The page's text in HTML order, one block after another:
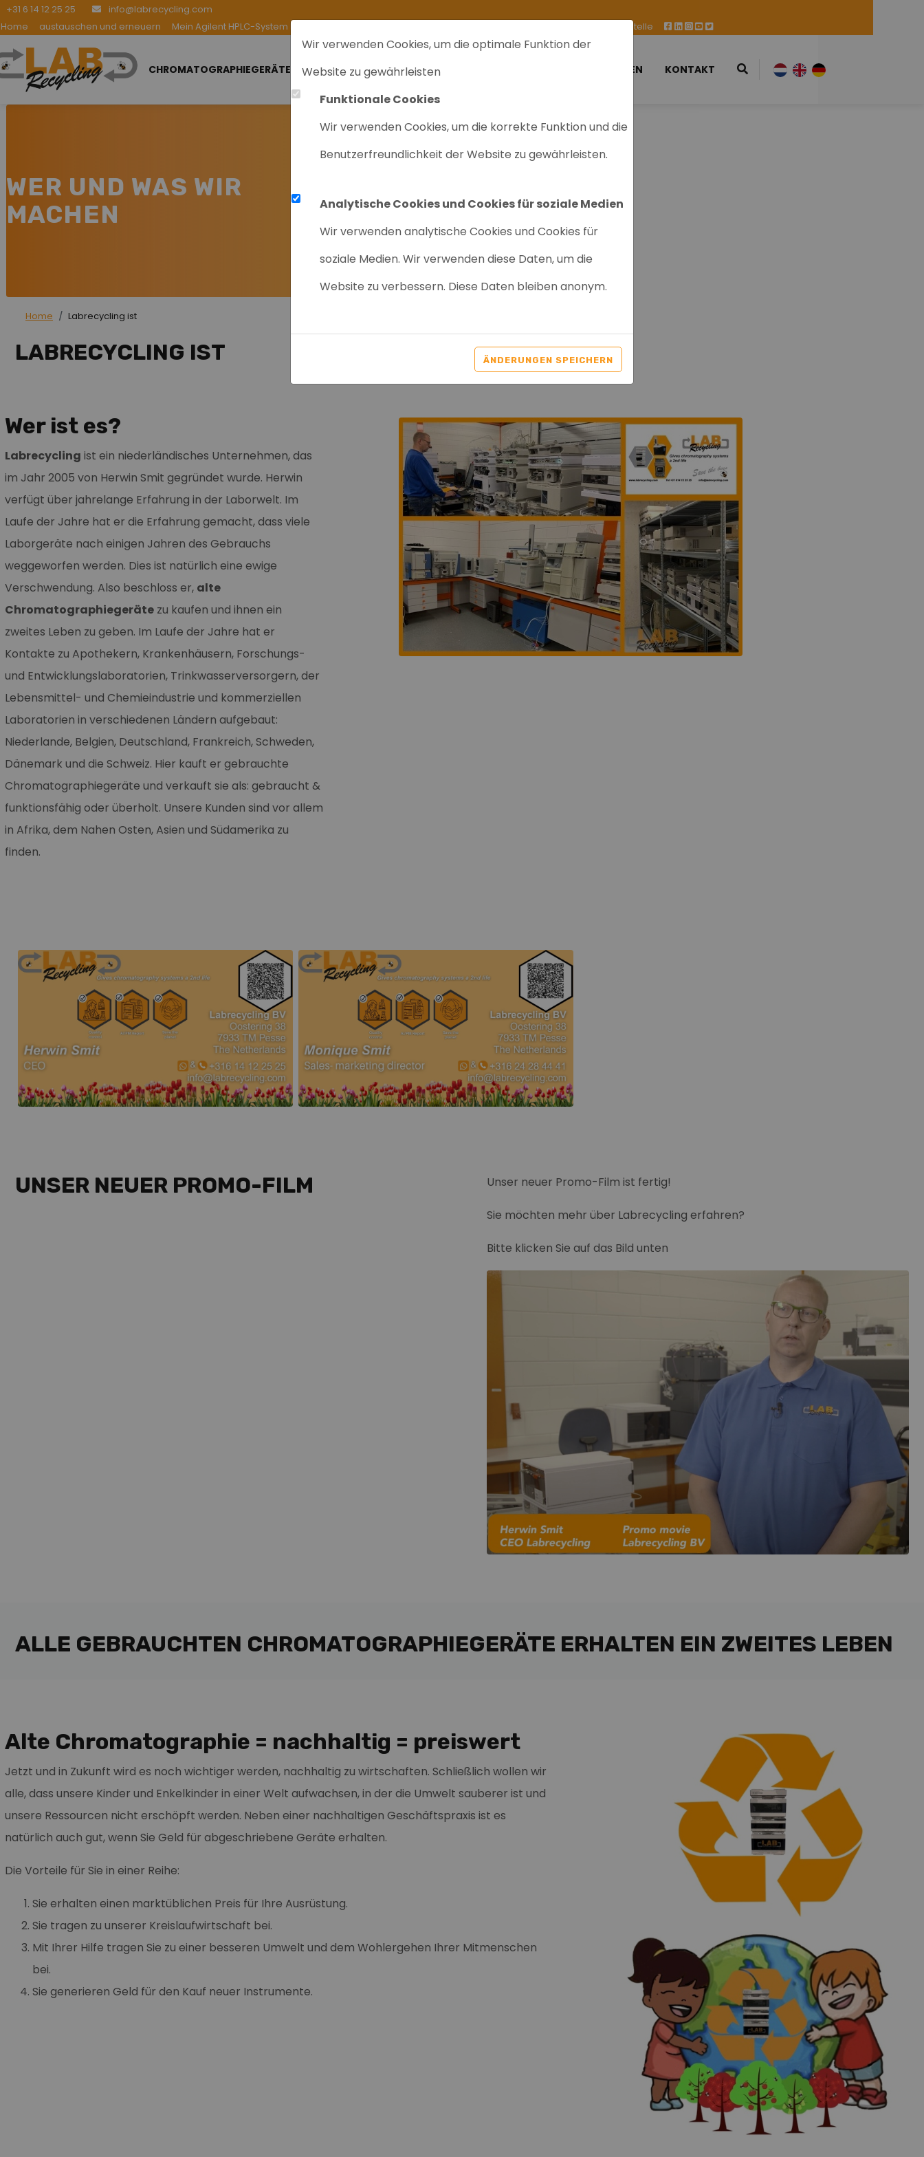
Wir verwenden Cookies, um die optimale Funktion der
Website zu gewährleisten
Funktionale Cookies
Wir verwenden Cookies, um die korrekte Funktion und die
Benutzerfreundlichkeit der Website zu gewährleisten.
Analytische Cookies und Cookies für soziale Medien
Wir verwenden analytische Cookies und Cookies für
soziale Medien. Wir verwenden diese Daten, um die
Website zu verbessern. Diese Daten bleiben anonym.
ÄNDERUNGEN SPEICHERN
+31 6 14 12 25 25
info@labrecycling.com
Home
austauschen und erneuern Mein Agilent HPLC-System bekommt ein zweites Leben Labrecycling Verkaufsstelle
CHROMATOGRAPHIEGERÄTE EINKAUF CHARITÄTEN MESSEN KONTAKT
WER UND WAS WIR
MACHEN
Home Labrecycling ist
LABRECYCLING IST
Wer ist es?
Labrecycling ist ein niederländisches Unternehmen, das
im Jahr 2005 von Herwin Smit gegründet wurde. Herwin
verfügt über jahrelange Erfahrung in der Laborwelt. Im
Laufe der Jahre hat er die Erfahrung gemacht, dass viele
Laborgeräte nach einigen Jahren des Gebrauchs
weggeworfen werden. Dies ist natürlich eine ewige
Verschwendung. Also beschloss er, alte
Chromatographiegeräte zu kaufen und ihnen ein
zweites Leben zu geben. Im Laufe der Jahre hat er
Kontakte zu Apothekern, Krankenhäusern, Forschungs-
und Entwicklungslaboratorien, Trinkwasserversorgern, der
Lebensmittel- und Chemieindustrie und kommerziellen
Laboratorien in verschiedenen Ländern aufgebaut:
Niederlande, Belgien, Deutschland, Frankreich, Schweden,
Dänemark und die Schweiz. Hier kauft er gebrauchte
Chromatographiegeräte und verkauft sie als: gebraucht &
funktionsfähig oder überholt. Unsere Kunden sind vor allem
in Afrika, dem Nahen Osten, Asien und Südamerika zu
finden.
UNSER NEUER PROMO-FILM Unser neuer Promo-Film ist fertig!
Sie möchten mehr über Labrecycling erfahren?
Bitte klicken Sie auf das Bild unten
ALLE GEBRAUCHTEN CHROMATOGRAPHIEGERÄTE ERHALTEN EIN ZWEITES LEBEN
Alte Chromatographie = nachhaltig = preiswert
Jetzt und in Zukunft wird es noch wichtiger werden, nachhaltig zu wirtschaften. Schließlich wollen wir
alle, dass unsere Kinder und Enkelkinder in einer Welt aufwachsen, in der die Umwelt sauberer ist und
unsere Ressourcen nicht erschöpft werden. Neben einer nachhaltigen Geschäftspraxis ist es
natürlich auch gut, wenn Sie Geld für abgeschriebene Geräte erhalten.
Die Vorteile für Sie in einer Reihe:
Sie erhalten einen marktüblichen Preis für Ihre Ausrüstung.
Sie tragen zu unserer Kreislaufwirtschaft bei.
Mit Ihrer Hilfe tragen Sie zu einer besseren Umwelt und dem Wohlergehen Ihrer Mitmenschen
bei.
Sie generieren Geld für den Kauf neuer Instrumente.